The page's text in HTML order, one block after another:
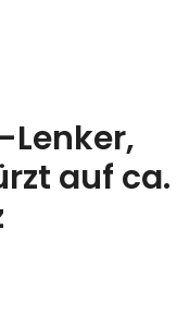
Lenker,
auf ca.